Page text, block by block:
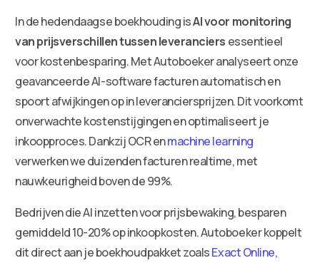
In de hedendaagse boekhouding isAI voor monitoring
van prijsverschillen tussen leveranciers essentieel
voor kostenbesparing. Met Autoboeker analyseert onze
geavanceerde AI-software facturen automatisch en
spoort afwijkingen op in leveranciersprijzen. Dit voorkomt
onverwachte kostenstijgingen en optimaliseert je
inkoopproces. Dankzij OCR enmachine learning
verwerken we duizenden facturen realtime, met
nauwkeurigheid boven de 99%.
Bedrijven die AI inzetten voor prijsbewaking, besparen
gemiddeld 10-20% op inkoopkosten. Autoboeker koppelt
dit direct aan je boekhoudpakket zoalsExact Online,